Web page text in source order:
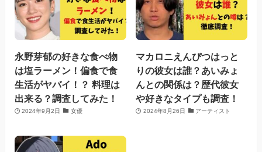
永野芽郁の好きな食べ物
は塩ラーメン！偏食で食
生活がヤバイ！？ 料理は
出来る？調査してみた！
2024年9月2日 女優
マカロニえんぴつはっと
りの彼女は誰？あいみょ
んとの関係は？歴代彼女
や好きなタイプも調査！
2024年8月26日 アーティスト